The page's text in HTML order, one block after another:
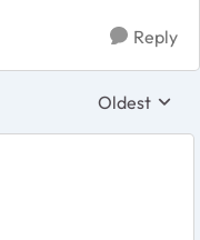
Reply
Replies
Oldest